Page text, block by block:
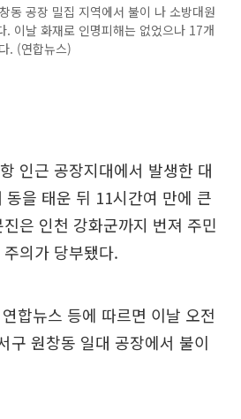
동 공장 밀집 지역에서 불이 나 소방대원
. 이날 화재로 인명피해는 없었으나 17개
. (연합뉴스)
인근 공장지대에서 발생한 대
을 태운 뒤 11시간여 만에 큰
은 인천 강화군까지 번져 주민
의가 당부됐다.
합뉴스 등에 따르면 이날 오전
구 원창동 일대 공장에서 불이